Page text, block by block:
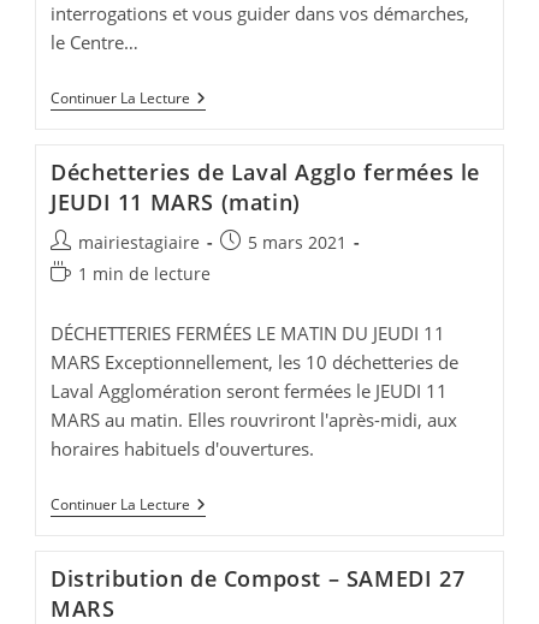
interrogations et vous guider dans vos démarches,
le Centre…
Continuer La Lecture Jobs
D’été
De
Jeunesse
Laval
Déchetteries de Laval Agglo fermées le
JEUDI 11 MARS (matin)
Auteur/autrice
de
mairiestagiaire
Publication
5 mars 2021
Temps
lecture :
1 min de lecture
DÉCHETTERIES FERMÉES LE MATIN DU JEUDI 11
MARS Exceptionnellement, les 10 déchetteries de
Laval Agglomération seront fermées le JEUDI 11
MARS au matin. Elles rouvriront l'après-midi, aux
horaires habituels d'ouvertures.
Continuer La Lecture Déchetteries
De
Fermées
Distribution de Compost – SAMEDI 27
MARS